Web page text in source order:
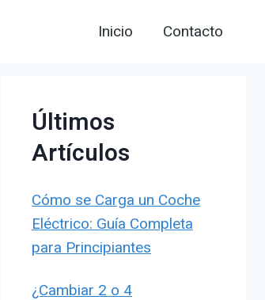
Inicio Contacto
Últimos
Artículos
Cómo se Carga un Coche
Eléctrico: Guía Completa
para Principiantes
¿Cambiar 2 o 4